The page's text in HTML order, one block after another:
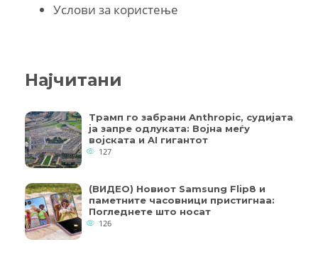
Услови за користење
Најчитани
Трамп го забрани Anthropic, судијата
ја запре одлуката: Војна меѓу
војската и AI гигантот
127
(ВИДЕО) Новиот Samsung Flip8 и
паметните часовници пристигнаа:
Погледнете што носат
126